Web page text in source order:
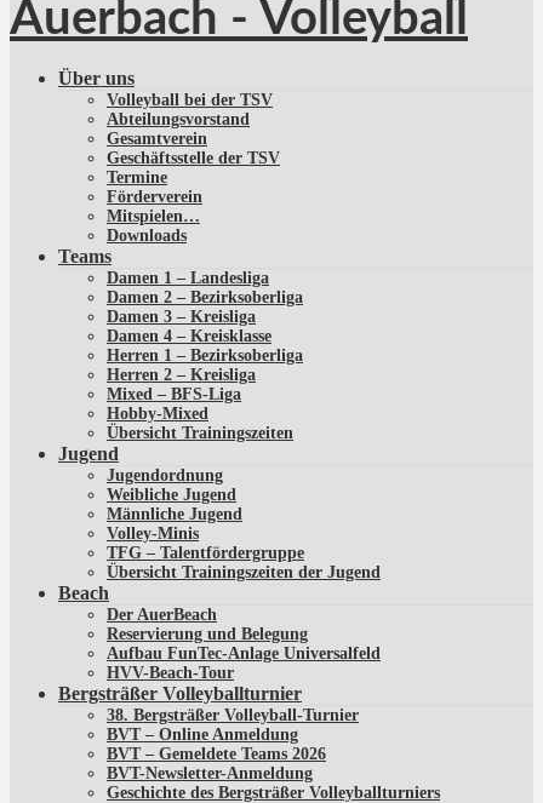
Über uns
Volleyball bei der TSV
Abteilungsvorstand
Gesamtverein
Geschäftsstelle der TSV
Termine
Förderverein
Mitspielen…
Downloads
Teams
Damen 1 – Landesliga
Damen 2 – Bezirksoberliga
Damen 3 – Kreisliga
Damen 4 – Kreisklasse
Herren 1 – Bezirksoberliga
Herren 2 – Kreisliga
Mixed – BFS-Liga
Hobby-Mixed
Übersicht Trainingszeiten
Jugend
Jugendordnung
Weibliche Jugend
Männliche Jugend
Volley-Minis
TFG – Talentfördergruppe
Übersicht Trainingszeiten der Jugend
Beach
Der AuerBeach
Reservierung und Belegung
Aufbau FunTec-Anlage Universalfeld
HVV-Beach-Tour
Bergsträßer Volleyballturnier
38. Bergsträßer Volleyball-Turnier
BVT – Online Anmeldung
BVT – Gemeldete Teams 2026
BVT-Newsletter-Anmeldung
Geschichte des Bergsträßer Volleyballturniers